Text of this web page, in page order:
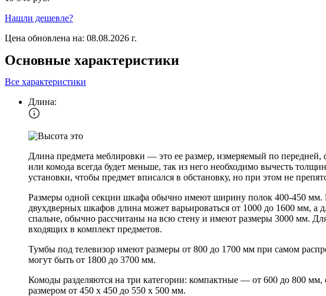
Нашли дешевле?
Цена обновлена на: 08.08.2026 г.
Основные характеристики
Все характеристики
Длина:
Длина предмета меблировки — это ее размер, измеряемый по
или комода всегда будет меньше, так из него необходимо вычесть
установки, чтобы предмет вписался в обстановку, но при этом не
Размеры одной секции шкафа обычно имеют ширину полок 400-450 мм.
двухдверных шкафов длина может варьироваться от 1000 до 1600 мм,
спальне, обычно рассчитаны на всю стену и имеют размеры 3000 мм.
входящих в комплект предметов.
Тумбы под телевизор имеют размеры от 800 до 1700 мм при самом
могут быть от 1800 до 3700 мм.
Комоды разделяются на три категории: компактные — от 600 до 800
размером от 450 х 450 до 550 х 500 мм.